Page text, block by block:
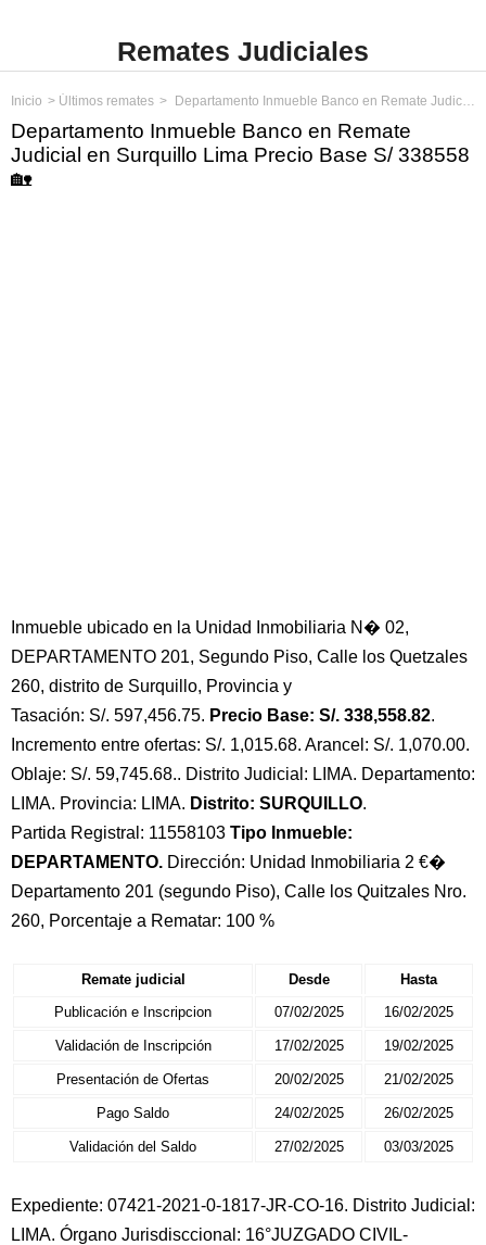
Remates Judiciales
Inicio Últimos remates Departamento Inmueble Banco en Remate Judicial en Surquillo Lima Precio Base S/ 338558
Departamento Inmueble Banco en Remate
Judicial en Surquillo Lima Precio Base S/ 338558
🏡
Inmueble ubicado en la Unidad Inmobiliaria N� 02,
DEPARTAMENTO 201, Segundo Piso, Calle los Quetzales
260, distrito de Surquillo, Provincia y
Tasación: S/. 597,456.75. Precio Base: S/. 338,558.82.
Incremento entre ofertas: S/. 1,015.68. Arancel: S/. 1,070.00.
Oblaje: S/. 59,745.68.. Distrito Judicial: LIMA. Departamento:
LIMA. Provincia: LIMA. Distrito: SURQUILLO.
Partida Registral: 11558103 Tipo Inmueble:
DEPARTAMENTO. Dirección: Unidad Inmobiliaria 2 €�
Departamento 201 (segundo Piso), Calle los Quitzales Nro.
260, Porcentaje a Rematar: 100 %
Remate judicial Desde
Hasta
Publicación e Inscripcion
07/02/2025 16/02/2025
Validación de Inscripción 17/02/2025 19/02/2025
Presentación de Ofertas 20/02/2025 21/02/2025
Pago Saldo 24/02/2025 26/02/2025
Validación del Saldo 27/02/2025 03/03/2025
Expediente: 07421-2021-0-1817-JR-CO-16. Distrito Judicial:
LIMA. Órgano Jurisdisccional: 16°JUZGADO CIVIL-